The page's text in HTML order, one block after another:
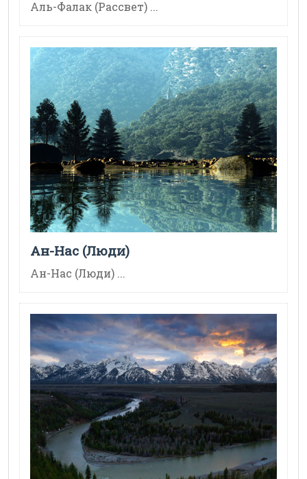
Аль-Фалак (Рассвет) ...
Ан-Нас (Люди)
Ан-Нас (Люди) ...